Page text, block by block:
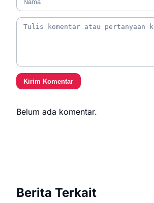
Kirim Komentar
Belum ada komentar.
Berita Terkait